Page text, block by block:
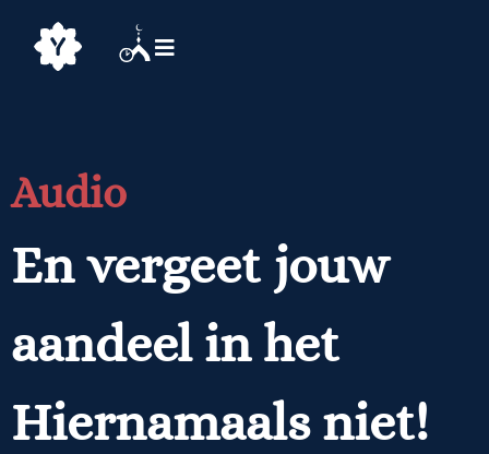
Audio
En vergeet jouw
aandeel in het
Hiernamaals niet!